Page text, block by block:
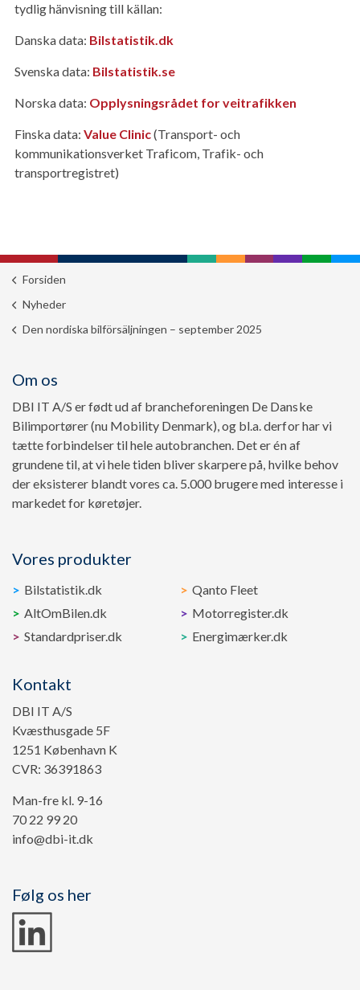
tydlig hänvisning till källan:
Danska data: Bilstatistik.dk
Svenska data: Bilstatistik.se
Norska data: Opplysningsrådet for veitrafikken
Finska data:Value Clinic(Transport- och
kommunikationsverket Traficom, Trafik- och
transportregistret)
Forsiden
Nyheder
Den nordiska bilförsäljningen – september 2025
Om os
DBI IT A/S er født ud af brancheforeningen De Danske
Bilimportører (nu Mobility Denmark), og bl.a. derfor har vi
tætte forbindelser til hele autobranchen. Det er én af
grundene til, at vi hele tiden bliver skarpere på, hvilke behov
der eksisterer blandt vores ca. 5.000 brugere med interesse i
markedet for køretøjer.
Vores produkter
Bilstatistik.dk
Qanto Fleet
AltOmBilen.dk
Motorregister.dk
Standardpriser.dk
Energimærker.dk
Kontakt
DBI IT A/S
Kvæsthusgade 5F
1251 København K
CVR: 36391863
Man-fre kl. 9-16
70 22 99 20
info@dbi-it.dk
Følg os her